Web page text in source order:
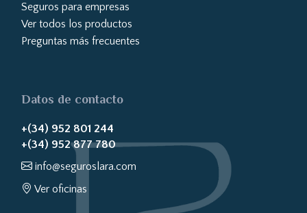
Seguros para empresas
Ver todos los productos
Preguntas más frecuentes
Datos de contacto
+(34) 952 801 244
+(34) 952 877 780
info@seguroslara.com
Ver oficinas